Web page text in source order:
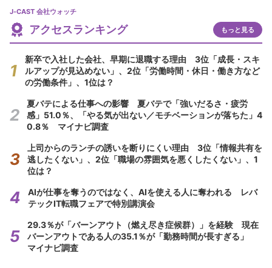
J-CAST 会社ウォッチ
アクセスランキング もっと見る
新卒で入社した会社、早期に退職する理由 3位「成長・スキ
ルアップが見込めない」、2位「労働時間・休日・働き方など
の労働条件」、1位は？
夏バテによる仕事への影響 夏バテで「強いだるさ・疲労
感」51.0％、「やる気が出ない／モチベーションが落ちた」4
0.8％ マイナビ調査
上司からのランチの誘いを断りにくい理由 3位「情報共有を
逃したくない」、2位「職場の雰囲気を悪くしたくない」、1
位は？
AIが仕事を奪うのではなく、AIを使える人に奪われる レバ
テックIT転職フェアで特別講演会
29.3％が「バーンアウト（燃え尽き症候群）」を経験 現在
バーンアウトである人の35.1％が「勤務時間が長すぎる」
マイナビ調査